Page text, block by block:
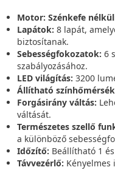
Motor: Szénkefe
Lapátok: 8 lapát,
biztosítanak.
Sebességfokozatok: 6
szabályozásához.
LED világítás: 3200
Állítható
Forgásirány váltás:
váltását.
Természetes szellő
a különböző
Időzítő: Beállítható 1
Távvezérlő: